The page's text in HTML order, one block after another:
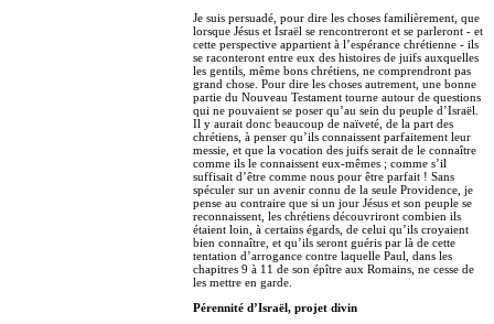
Je suis persuadé, pour dire les choses familièrement, que
lorsque Jésus et Israël se rencontreront et se parleront - et
cette perspective appartient à l’espérance chrétienne - ils
se raconteront entre eux des histoires de juifs auxquelles
les gentils, même bons chrétiens, ne comprendront pas
grand chose. Pour dire les choses autrement, une bonne
partie du Nouveau Testament tourne autour de questions
qui ne pouvaient se poser qu’au sein du peuple d’Israël.
Il y aurait donc beaucoup de naïveté, de la part des
chrétiens, à penser qu’ils connaissent parfaitement leur
messie, et que la vocation des juifs serait de le connaître
comme ils le connaissent eux-mêmes ; comme s’il
suffisait d’être comme nous pour être parfait ! Sans
spéculer sur un avenir connu de la seule Providence, je
pense au contraire que si un jour Jésus et son peuple se
reconnaissent, les chrétiens découvriront combien ils
étaient loin, à certains égards, de celui qu’ils croyaient
bien connaître, et qu’ils seront guéris par là de cette
tentation d’arrogance contre laquelle Paul, dans les
chapitres 9 à 11 de son épître aux Romains, ne cesse de
les mettre en garde.
Pérennité d’Israël, projet divin